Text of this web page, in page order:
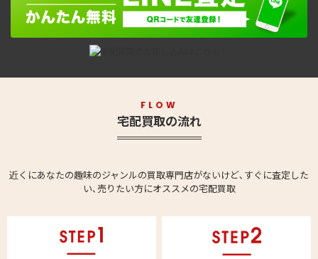
FLOW
宅配買取の流れ
近くにあなたの趣味のジャンルの買取専門店がないけど､すぐに査定した
い､売りたい方にオススメの宅配買取